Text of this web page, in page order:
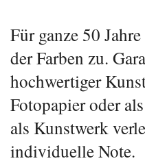
Für ganze 50
der Farben zu.
hochwertiger
Fotopapier oder
als Kunstwerk
individuelle Note.